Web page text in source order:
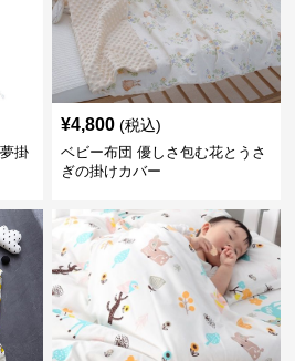
掛
¥4,800 (税込)
ベビー布団 優しさ包む花とうさ
ぎの掛けカバー